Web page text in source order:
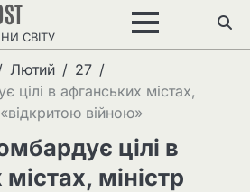
СВІТУ
Лютий
27
цілі в афганських містах,
війною»
цілі в
міністр